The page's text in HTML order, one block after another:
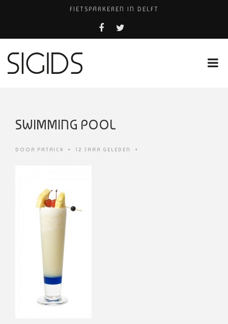
FIETSPARKEREN IN DELFT
PIZZERIA POMPEÏ ￼
BELEEF DE MAGIE VAN FILM BIJ KINEPOLIS
SWIMMING POOL
DOOR PATRICK • 12 JAAR GELEDEN •